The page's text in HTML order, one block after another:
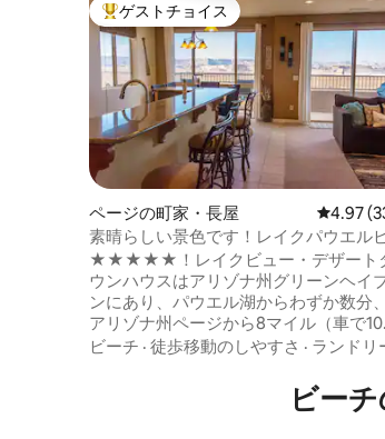
大好評のゲストチョイスです。
ゲストチョイス
ページの町家・長屋 レビュ
4.97
素晴らしい景色です！レイクパウエル
ューハウス
★★★★★！レイクビュー・デザート
ウンハウスはアリゾナ州グリーンヘイ
ンにあり、パウエル湖からわずか数分、
アリゾナ州ページから8マイル（車で10
分）です。2.5バスルーム、2階建て、上
（2ベッドルーム+ソファスリーパー）
名様が快適にお休みいただけます。 リビ
ビーチ · 徒歩移動のしやすさ · ランドリ
ビー